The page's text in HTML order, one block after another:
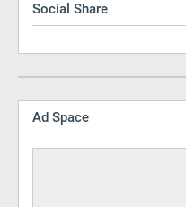
Social Share
Ad Space